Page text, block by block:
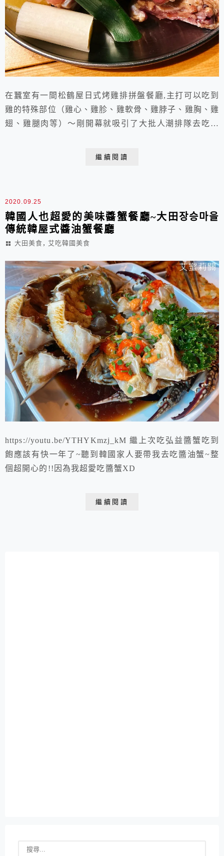
在蠶室有一間松鶴屋日式烤雞排拼盤餐廳,主打可以吃到
雞的特殊部位（雞心、雞胗、雞軟骨、雞脖子、雞胸、雞
翅、雞腿肉等）～剛開幕就吸引了大批人潮排隊去吃，
繼續閱讀
2020.09.25
韓國人也超愛的美味醬蟹餐廳~大田장승마을
傳統韓屋式醬油蟹餐廳
大田美食 , 艾吃韓國美食
https://youtu.be/YTHYKmzj_kM 繼上次吃弘益醬蟹吃到
飽應該有快一年了~聽到韓國家人要帶我去吃醬油蟹~整
個超開心的!!因為我超愛吃醬蟹XD
繼續閱讀